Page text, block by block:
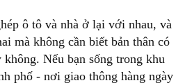
ô tô và nhà ở lại với nhau, và
mà không cần biết bản thân có
không. Nếu bạn sống trong khu
phố - nơi giao thông hàng ngày